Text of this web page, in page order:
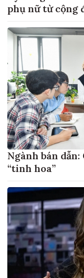
phụ nữ từ cộng
Ngành bán
“tinh hoa”